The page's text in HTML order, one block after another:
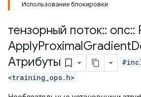
Использование блокировки
тензорный поток:: опс::
ApplyProximalGradient
Атрибуты
<training_ops.h>